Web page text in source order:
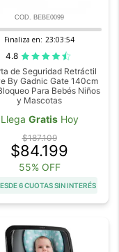
COD. BEBE0099
Finaliza en: 23:03:54
4.8
de Seguridad Retráctil
By Gadnic Gate 140cm
Para Bebés Niños
y Mascotas
Llega GratisHoy
$187.109
$84.199
55% OFF
6 CUOTAS SIN INTERÉS